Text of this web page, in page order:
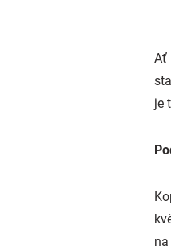
Ať
je